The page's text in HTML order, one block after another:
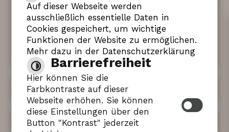
Hilfe|Impressum|Barrierefreiheit
Inhaltsverzeichnis|Datenschutzerklärung
Leichte Sprache
Gebärdensprache
Auf dieser Webseite werden
ausschließlich essentielle Daten in
Cookies gespeichert, um wichtige
Funktionen der Website zu ermöglichen.
Mehr dazu in der Datenschutzerklärung
Barrierefreiheit
Hier können Sie die
Farbkontraste auf dieser
Webseite erhöhen. Sie können
diese Einstellungen über den
Button "Kontrast" jederzeit